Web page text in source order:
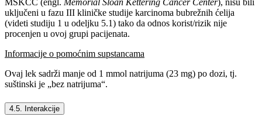
MSKCC (engl. Memorial Sloan Kettering Cancer Center), nisu bili
uključeni u fazu III kliničke studije karcinoma bubrežnih ćelija
(videti studiju 1 u odeljku 5.1) tako da odnos korist/rizik nije
procenjen u ovoj grupi pacijenata.
Informacije o pomoćnim supstancama
Ovaj lek sadrži manje od 1 mmol natrijuma (23 mg) po dozi, tj.
suštinski je „bez natrijuma“.
4.5. Interakcije